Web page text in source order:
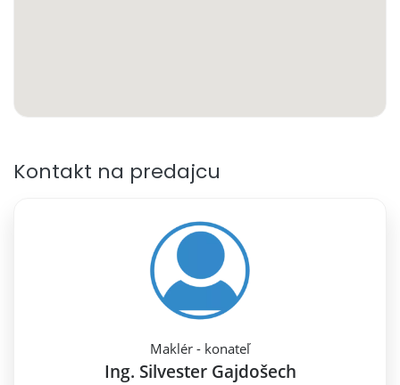
Kontakt na predajcu
Maklér - konateľ
Ing. Silvester Gajdošech